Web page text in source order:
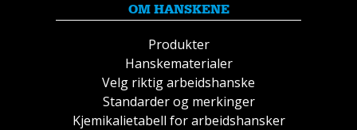
OM HANSKENE
Produkter
Hanskematerialer
Velg riktig arbeidshanske
Standarder og merkinger
Kjemikalietabell for arbeidshansker